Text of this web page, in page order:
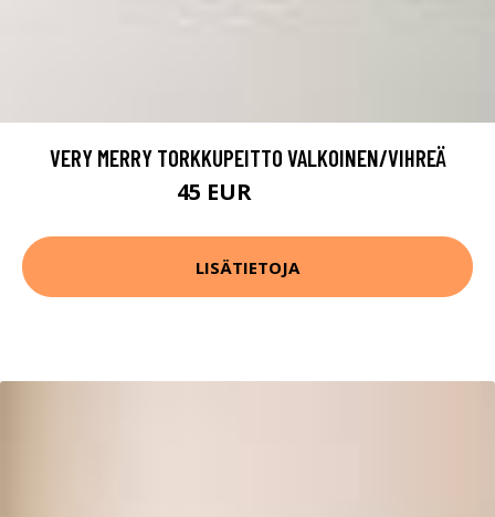
VERY MERRY TORKKUPEITTO VALKOINEN/VIHREÄ
45 EUR
LISÄTIETOJA